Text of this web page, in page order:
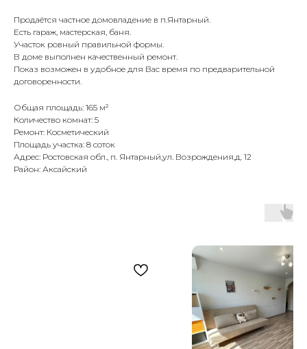
Продаётся частное домовладение в п.Янтарный.
Есть гараж, мастерская, баня.
Участок ровный правильной формы.
В доме выполнен качественный ремонт.
Показ возможен в удобное для Вас время по предварительной
договоренности.
Общая площадь: 165 м²
Количество комнат: 5
Ремонт: Косметический
Площадь участка: 8 соток
Адрес: Ростовская обл., п. Янтарный,ул. Возрождения,д. 12
Район: Аксайский